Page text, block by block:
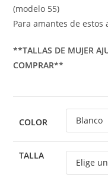
(modelo 55)
Para amantes de
**TALLAS DE MUJER
COMPRAR**
COLOR
TALLA